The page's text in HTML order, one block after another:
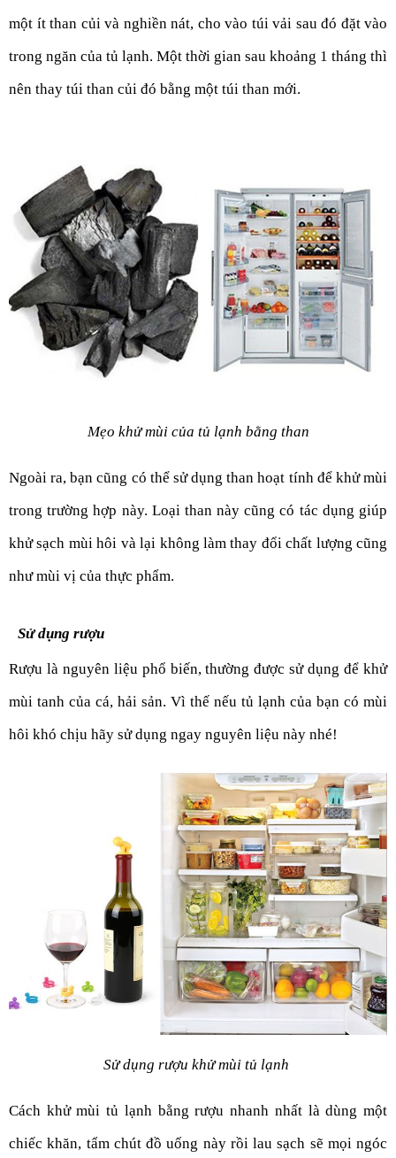
một ít than củi và nghiền nát, cho vào túi vải sau đó đặt vào
trong ngăn của tủ lạnh. Một thời gian sau khoảng 1 tháng thì
nên thay túi than củi đó bằng một túi than mới.
Mẹo khử mùi của tủ lạnh bằng than
Ngoài ra, bạn cũng có thể sử dụng than hoạt tính để khử mùi
trong trường hợp này. Loại than này cũng có tác dụng giúp
khử sạch mùi hôi và lại không làm thay đổi chất lượng cũng
như mùi vị của thực phẩm.
Sử dụng rượu
Rượu là nguyên liệu phổ biến, thường được sử dụng để khử
mùi tanh của cá, hải sản. Vì thế nếu tủ lạnh của bạn có mùi
hôi khó chịu hãy sử dụng ngay nguyên liệu này nhé!
Sử dụng rượu khử mùi tủ lạnh
Cách khử mùi tủ lạnh bằng rượu nhanh nhất là dùng một
chiếc khăn, tẩm chút đồ uống này rồi lau sạch sẽ mọi ngóc